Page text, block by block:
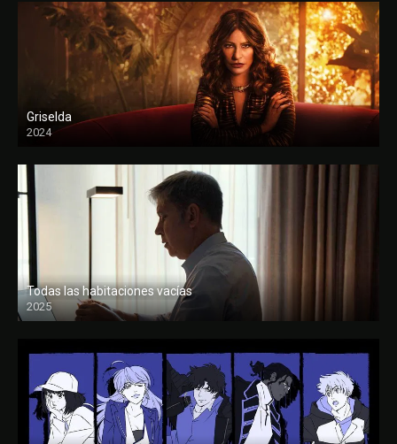
Griselda
2024
Todas las habitaciones vacías
2025
FULL HD